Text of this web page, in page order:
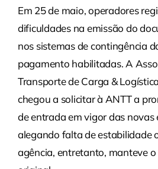
Em 25 de maio, operadores
dificuldades na emissão do
nos sistemas de contingência
pagamento habilitadas. A
Transporte de Carga &
chegou a solicitar à ANTT a
de entrada em vigor das novas
alegando falta de estabilidade
agência, entretanto, manteve